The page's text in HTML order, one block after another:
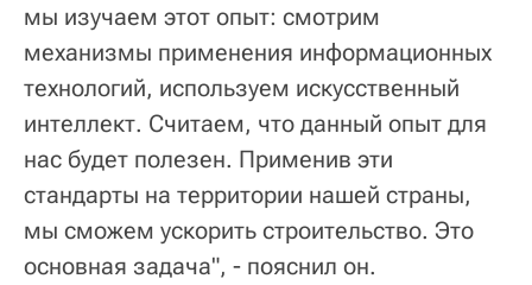
мы изучаем этот опыт: смотрим
механизмы применения информационных
технологий, используем искусственный
интеллект. Считаем, что данный опыт для
нас будет полезен. Применив эти
стандарты на территории нашей страны,
мы сможем ускорить строительство. Это
основная задача", - пояснил он.